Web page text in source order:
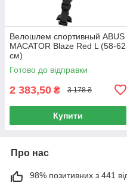
Велошлем спортивный ABUS
MACATOR Blaze Red L (58-62
см)
Готово до відправки
2 383,50 ₴ 3 178 ₴
Купити
Про нас
98% позитивних з 441